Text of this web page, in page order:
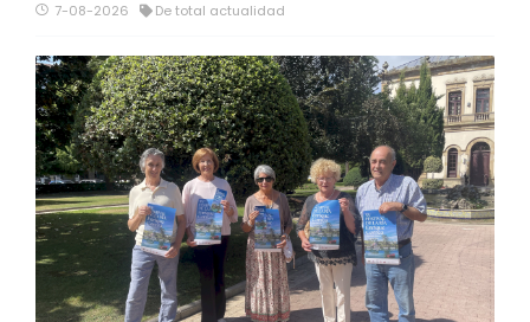
7-08-2026 De total actualidad